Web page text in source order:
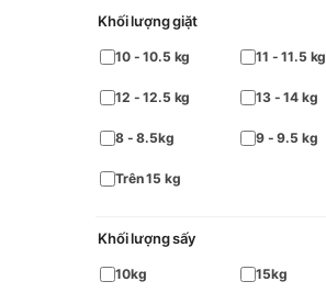
Khối lượng giặt
10 - 10.5 kg 11 - 11.5 kg
12 - 12.5 kg 13 - 14 kg
8 - 8.5kg 9 - 9.5 kg
Trên 15 kg
Khối lượng sấy
10kg 15kg